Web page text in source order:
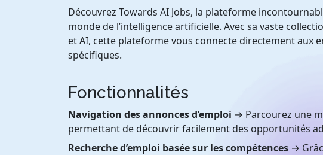
Découvrez Towards AI Jobs, la plateforme
monde de l’intelligence artificielle. Avec sa vaste
et AI, cette plateforme vous connecte directement aux
spécifiques.
Fonctionnalités
Navigation des annonces d’emploi → Parcourez une
permettant de découvrir facilement des opportunités
Recherche d’emploi basée sur les compétences →